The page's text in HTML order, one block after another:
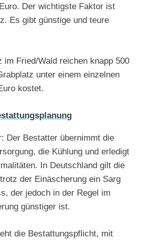
Der wichtigste Faktor ist
Es gibt günstige und teure
im Fried/Wald reichen knapp 500
unter einem einzelnen
kostet.
Der Bestatter übernimmt die
die Kühlung und erledigt
In Deutschland gilt die
der Einäscherung ein Sarg
der jedoch in der Regel im
günstiger ist.
die Bestattungspflicht, mit